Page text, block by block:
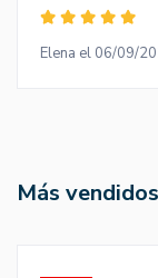
Elena el 06/09/
Más